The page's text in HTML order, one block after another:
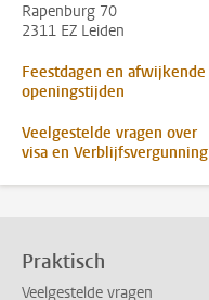
Rapenburg 70
2311 EZ Leiden
Feestdagen en afwijkende
openingstijden
Veelgestelde vragen over
visa en Verblijfsvergunning
Praktisch
Veelgestelde vragen